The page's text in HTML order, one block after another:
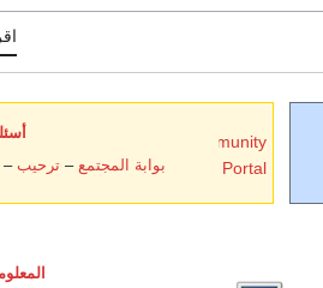
Wikibooks:Community
Portal
بوابة المجتمع – ترحيب –